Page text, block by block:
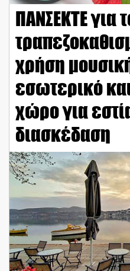
ΠΑΝΣΕΚΤΕ για
χρήση
εσωτερικό
χώρο για
διασκέδαση